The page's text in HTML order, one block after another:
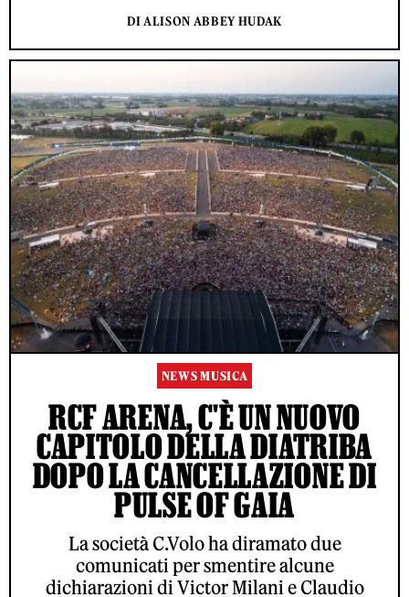
DI ALISON ABBEY HUDAK
NEWS MUSICA
RCF ARENA, C'È UN NUOVO
CAPITOLO DELLA DIATRIBA
DOPO LA CANCELLAZIONE DI
PULSE OF GAIA
La società C.Volo ha diramato due
comunicati per smentire alcune
dichiarazioni di Victor Milani e Claudio